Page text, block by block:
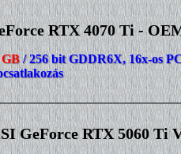
RTX 4070 Ti -
GB/ 256 bit GDDR6X, 16x-os
GeForce RTX 5060 Ti